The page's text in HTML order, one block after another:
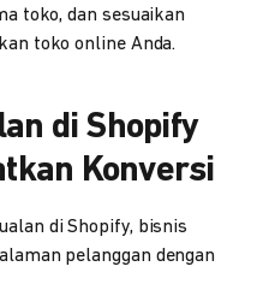
toko, dan sesuaikan
toko online Anda.
di Shopify
Konversi
di Shopify, bisnis
pelanggan dengan